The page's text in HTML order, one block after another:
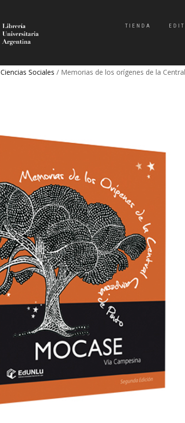
TIENDA
Ciencias Sociales / Memorias de los orígenes de la